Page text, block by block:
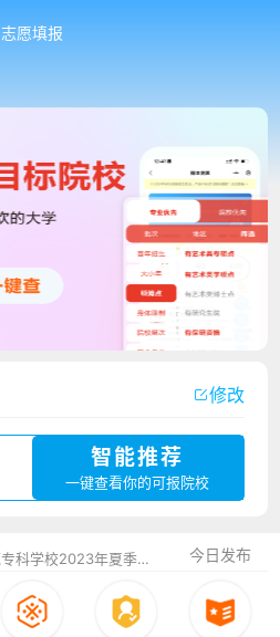
志愿填报
修改
智能推荐
一键查看你的可报院校
厦门大学嘉庚学院2023年艺术类招生简章
湛江幼儿师范专科学校2023年夏季高考招生简章
香港中文大学（深圳）2023年夏季高考招生简章
今日发布